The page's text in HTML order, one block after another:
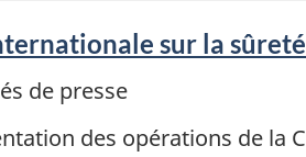
sur la
de presse
des opérations de la